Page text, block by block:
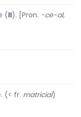
(II). [Pron. -ce-al,
(< fr. matricial)